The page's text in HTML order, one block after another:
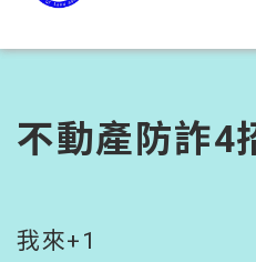
不動產防詐4
我來+1